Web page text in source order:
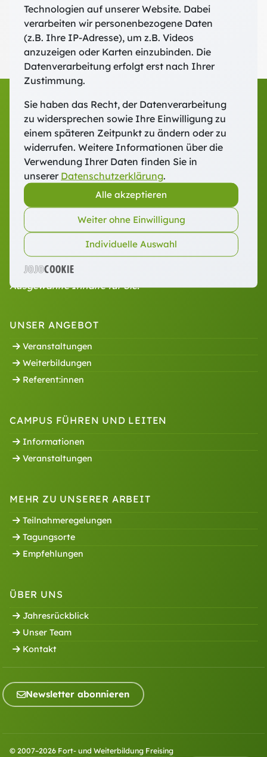
Dr. Bettina Eltrop
Fortlaufende Veranstaltung
Fort- und Weiterbildung Freising
Domberg 27 · 85354 Freising
+49 (0) 8161 88540-0
E-Mail: fwb@dombergcampus.de
Ausgewählte Inhalte für Sie:
UNSER ANGEBOT
Veranstaltungen
Weiterbildungen
Referent:innen
CAMPUS FÜHREN UND LEITEN
Informationen
Veranstaltungen
MEHR ZU UNSERER ARBEIT
Teilnahmeregelungen
Tagungsorte
Empfehlungen
ÜBER UNS
Jahresrückblick
Unser Team
Kontakt
Newsletter abonnieren
© 2007–2026 Fort- und Weiterbildung Freising
Technologien auf unserer Website. Dabei
verarbeiten wir personenbezogene Daten
(z.B. Ihre IP-Adresse), um z.B. Videos
anzuzeigen oder Karten einzubinden. Die
Datenverarbeitung erfolgt erst nach Ihrer
Zustimmung.
Sie haben das Recht, der Datenverarbeitung
zu widersprechen sowie Ihre Einwilligung zu
einem späteren Zeitpunkt zu ändern oder zu
widerrufen. Weitere Informationen über die
Verwendung Ihrer Daten finden Sie in
unserer Datenschutzerklärung.
Alle akzeptieren
Weiter ohne Einwilligung
Individuelle Auswahl